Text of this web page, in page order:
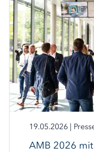
19.05.2026 |
AMB 2026